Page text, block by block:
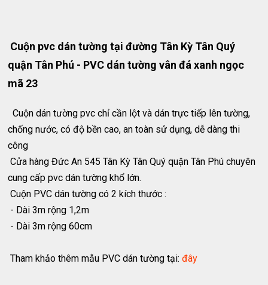
Cuộn pvc dán tường tại đường Tân Kỳ Tân Quý
quận Tân Phú - PVC dán tường vân đá xanh ngọc
mã 23
Cuộn dán tường pvc chỉ cần lột và dán trực tiếp lên tường,
chống nước, có độ bền cao, an toàn sử dụng, dễ dàng thi
công
Cửa hàng Đức An 545 Tân Kỳ Tân Quý quận Tân Phú chuyên
cung cấp pvc dán tường khổ lớn.
Cuộn PVC dán tường có 2 kích thước :
- Dài 3m rộng 1,2m
- Dài 3m rộng 60cm
Tham khảo thêm mẫu PVC dán tường tại:đây